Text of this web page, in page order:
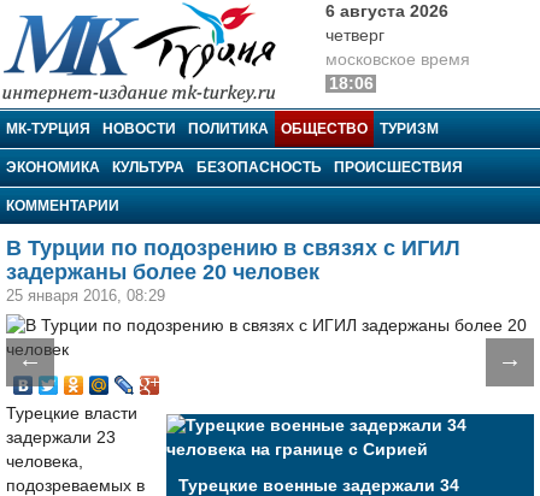
МК-Турция
6 августа 2026
четверг
московское время
18:06
МК-ТУРЦИЯ НОВОСТИ ПОЛИТИКА ОБЩЕСТВО ТУРИЗМ
ЭКОНОМИКА КУЛЬТУРА БЕЗОПАСНОСТЬ ПРОИСШЕСТВИЯ
КОММЕНТАРИИ
В Турции по подозрению в связях с ИГИЛ
задержаны более 20 человек
25 января 2016, 08:29
← →
Турецкие военные задержали 34
Турецкие власти
задержали 23
человека,
подозреваемых в